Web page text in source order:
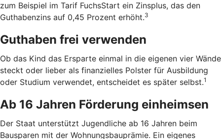
zum Beispiel im Tarif FuchsStart ein Zinsplus, das den
Guthabenzins auf 0,45 Prozent erhöht.3
Guthaben frei verwenden
Ob das Kind das Ersparte einmal in die eigenen vier Wände
steckt oder lieber als finanzielles Polster für Ausbildung
oder Studium verwendet, entscheidet es später selbst.1
Ab 16 Jahren Förderung einheimsen
Der Staat unterstützt Jugendliche ab 16 Jahren beim
Bausparen mit der Wohnungsbauprämie. Ein eigenes